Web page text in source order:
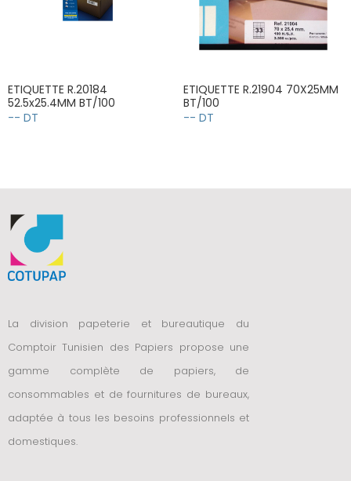
ETIQUETTE R.20184
52.5x25.4MM BT/100
-- DT
ETIQUETTE R.21904 70X25MM
BT/100
-- DT
La division papeterie et bureautique du
Comptoir Tunisien des Papiers propose une
gamme complète de papiers, de
consommables et de fournitures de bureaux,
adaptée à tous les besoins professionnels et
domestiques.